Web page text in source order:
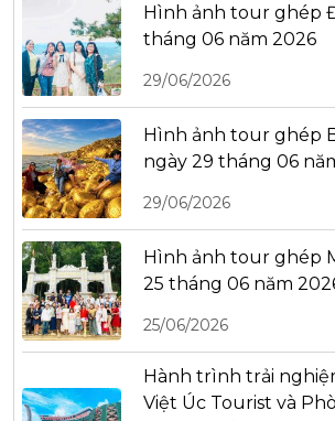
Hình ảnh tour ghép
tháng 06 năm 2026
29/06/2026
Hình ảnh tour ghép
ngày 29 tháng 06
29/06/2026
Hình ảnh tour ghép
25 tháng 06 năm
25/06/2026
Hành trình trải
Việt Úc Tourist và